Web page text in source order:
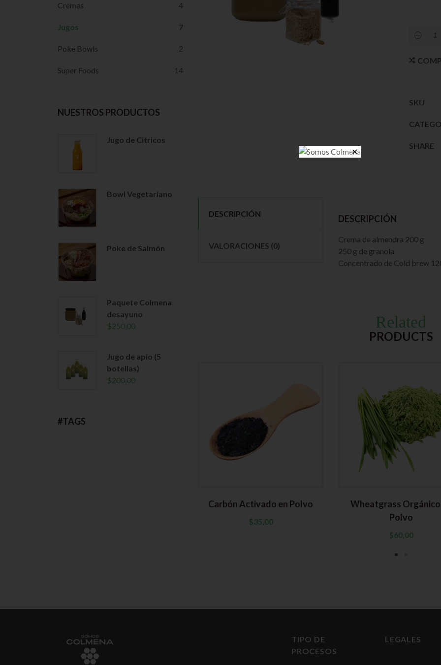
Cremas 4
Jugos 7
Poke Bowls 2
Super Foods 14
NUESTROS PRODUCTOS
Jugo de Citricos
Bowl Vegetariano
Poke de Salmón
Paquete Colmena
desayuno
$250,00
Jugo de apio (5
botellas)
$200,00
#TAGS
SKU
SHARE
DESCRIPCIÓN
VALORACIONES (0)
DESCRIPCIÓN
Crema de almendra 200 g
250 g de granola
Concentrado de Cold brew
Related
PRODUCTS
Carbón Activado en Polvo
$35,00
Wheatgrass Orgánico
Polvo
$60,00
TIPO DE
PROCESOS
LEGALES
✕